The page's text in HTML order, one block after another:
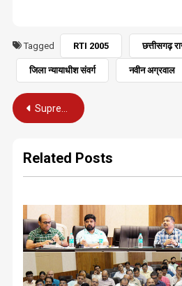
Tagged RTI 2005 छत्तीसगढ़
जिला न्यायाधीश संवर्ग नवीन अग्रवाल
Post
Supreme Court को ही जब अपनी अवमानना से फर्क नहीं पड़ता..!
Related Posts